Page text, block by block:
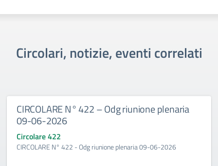
Circolari, notizie, eventi correlati
CIRCOLARE N° 422 – Odg riunione plenaria
09-06-2026
Circolare 422
CIRCOLARE N° 422 - Odg riunione plenaria 09-06-2026